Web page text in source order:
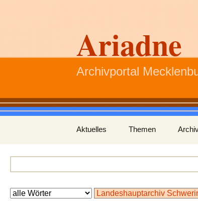
Ariadne
Archivportal
Inhalt
springen
Aktuelles Themen